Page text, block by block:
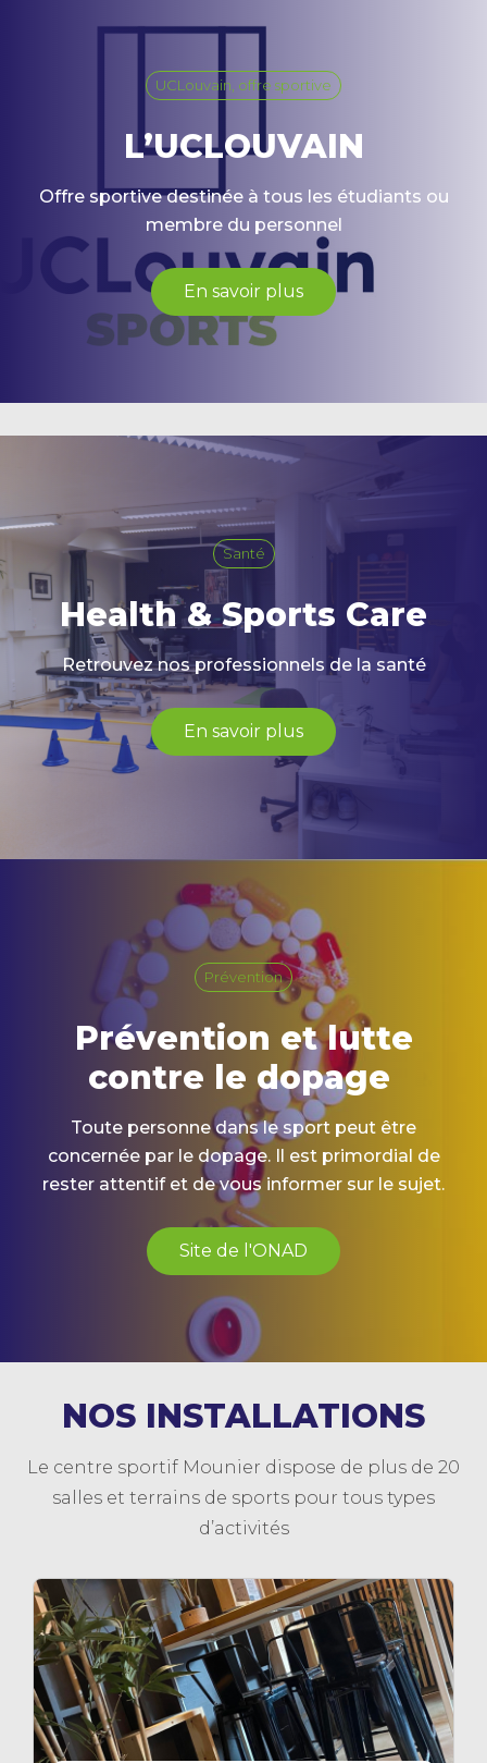
UCLouvain, offre sportive
L’UCLOUVAIN
Offre sportive destinée à tous les étudiants ou
membre du personnel
En savoir plus
Santé
Health & Sports Care
Retrouvez nos professionnels de la santé
En savoir plus
Prévention
Prévention et lutte
contre le dopage
Toute personne dans le sport peut être
concernée par le dopage. Il est primordial de
rester attentif et de vous informer sur le sujet.
Site de l'ONAD
NOS INSTALLATIONS
Le centre sportif Mounier dispose de plus de 20
salles et terrains de sports pour tous types
d’activités